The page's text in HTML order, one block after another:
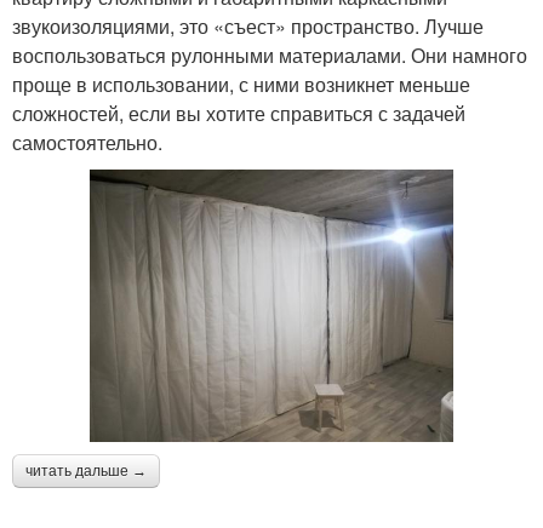
звукоизоляциями, это «съест» пространство. Лучше
воспользоваться рулонными материалами. Они намного
проще в использовании, с ними возникнет меньше
сложностей, если вы хотите справиться с задачей
самостоятельно.
читать дальше →